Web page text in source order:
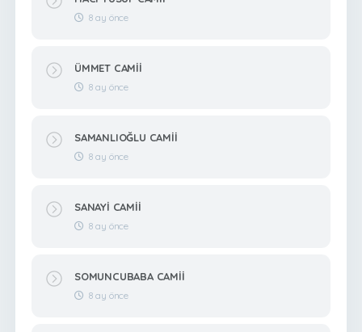
8 ay önce
ÜMMET CAMİİ
8 ay önce
SAMANLIOĞLU CAMİİ
8 ay önce
SANAYİ CAMİİ
8 ay önce
SOMUNCUBABA CAMİİ
8 ay önce